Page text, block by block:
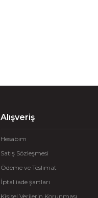
Alışveriş
Hesabım
Satış Sözleşmesi
Ödeme ve Teslimat
İptal iade şartları
Kişisel Verilerin Korunması